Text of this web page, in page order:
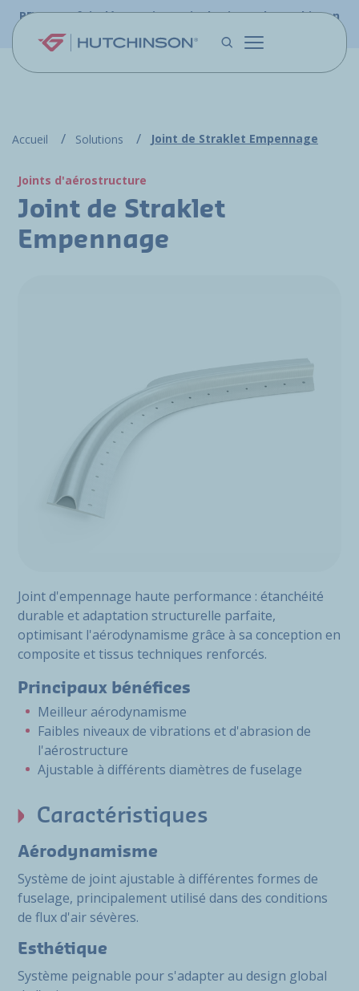
Aller au contenu principal
PFW.aero fait désormais partie du site web Hutchinson
Accueil Solutions Joint de Straklet Empennage
Joints d'aérostructure
Joint de Straklet
Empennage
Joint d'empennage haute performance : étanchéité
durable et adaptation structurelle parfaite,
optimisant l'aérodynamisme grâce à sa conception en
composite et tissus techniques renforcés.
Principaux bénéfices
Meilleur aérodynamisme
Faibles niveaux de vibrations et d'abrasion de
l'aérostructure
Ajustable à différents diamètres de fuselage
Caractéristiques
Aérodynamisme
Système de joint ajustable à différentes formes de
fuselage, principalement utilisé dans des conditions
de flux d'air sévères.
Esthétique
Système peignable pour s'adapter au design global